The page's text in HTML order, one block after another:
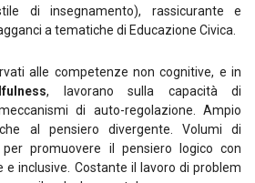
di insegnamento), rassicurante e
a tematiche di Educazione Civica.
alle competenze non cognitive, e in
, lavorano sulla capacità di
di auto-regolazione. Ampio
al pensiero divergente. Volumi di
promuovere il pensiero logico con
e inclusive. Costante il lavoro di problem